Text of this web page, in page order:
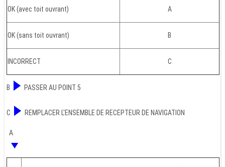
OK (avec toit ouvrant) A
OK (sans toit ouvrant) B
INCORRECT C
B PASSER AU POINT 5
C REMPLACER L'ENSEMBLE DE RECEPTEUR DE NAVIGATION
A